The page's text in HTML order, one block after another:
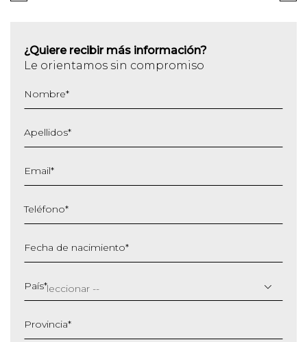
¿Quiere recibir más información?
Le orientamos sin compromiso
Nombre*
Apellidos*
Email*
Teléfono*
Fecha de nacimiento*
barra
MM
AAAA
País*
Provincia*